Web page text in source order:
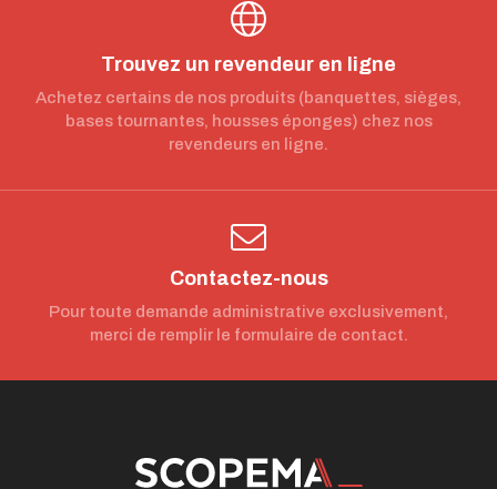
Trouvez un revendeur en ligne
Achetez certains de nos produits (banquettes, sièges,
bases tournantes, housses éponges) chez nos
revendeurs en ligne.
Contactez-nous
Pour toute demande administrative exclusivement,
merci de remplir le formulaire de contact.